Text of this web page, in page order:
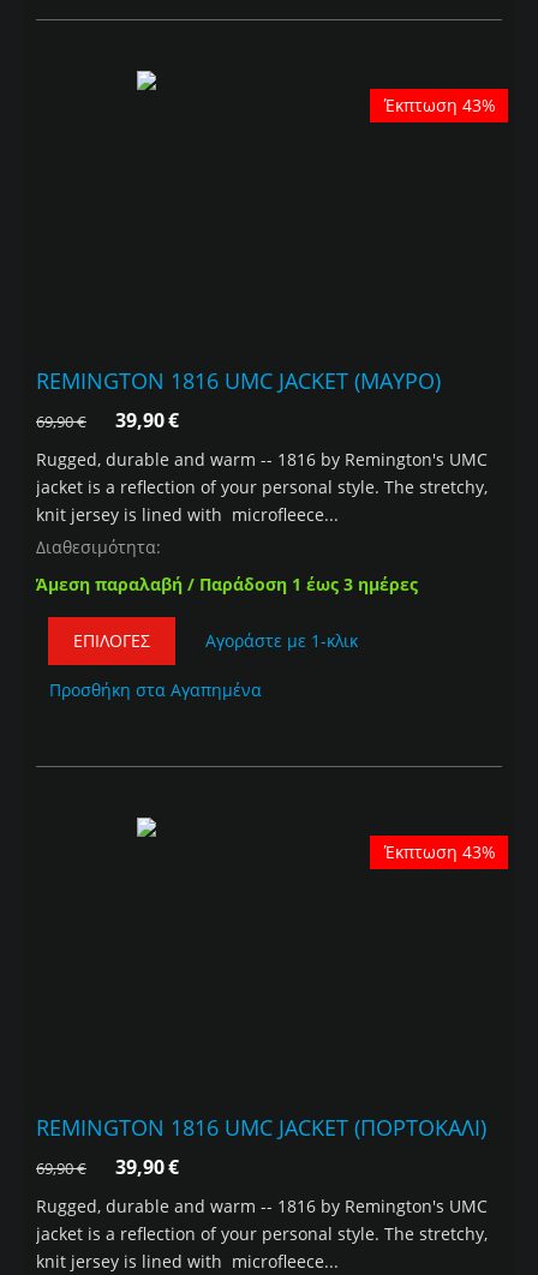
Έκπτωση 43%
REMINGTON 1816 UMC JACKET (ΜΑΥΡΟ)
69,90€ 39,90€
Rugged, durable and warm -- 1816 by Remington's UMC
jacket is a reflection of your personal style. The stretchy,
knit jersey is lined with microfleece...
Διαθεσιμότητα:
Άμεση παραλαβή / Παράδοση 1 έως 3 ημέρες
ΕΠΙΛΟΓΈΣ Αγοράστε με 1-κλικ
Προσθήκη στα Αγαπημένα
Έκπτωση 43%
REMINGTON 1816 UMC JACKET (ΠΟΡΤΟΚΑΛΙ)
69,90€ 39,90€
Rugged, durable and warm -- 1816 by Remington's UMC
jacket is a reflection of your personal style. The stretchy,
knit jersey is lined with microfleece...